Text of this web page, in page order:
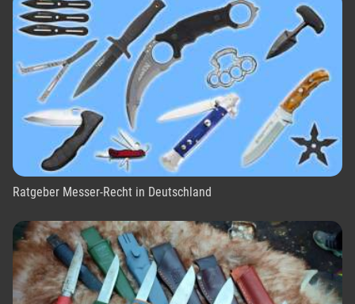
Ratgeber Messer-Recht in Deutschland